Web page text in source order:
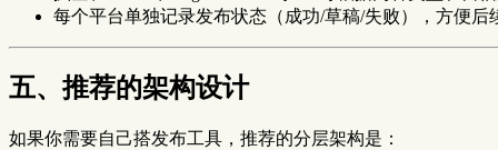
每个平台单独记录发布状态（成功/草稿/失败），方便后
五、推荐的架构设计
如果你需要自己搭发布工具，推荐的分层架构是：